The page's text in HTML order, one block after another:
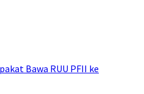
Bawa RUU PFII ke